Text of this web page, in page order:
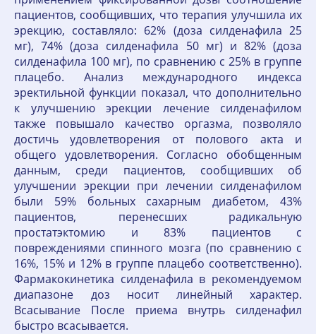
пациентов, сообщивших, что терапия улучшила их
эрекцию, составляло: 62% (доза силденафила 25
мг), 74% (доза силденафила 50 мг) и 82% (доза
силденафила 100 мг), по сравнению с 25% в группе
плацебо. Анализ международного индекса
эректильной функции показал, что дополнительно
к улучшению эрекции лечение силденафилом
также повышало качество оргазма, позволяло
достичь удовлетворения от полового акта и
общего удовлетворения. Согласно обобщенным
данным, среди пациентов, сообщивших об
улучшении эрекции при лечении силденафилом
были 59% больных сахарным диабетом, 43%
пациентов, перенесших радикальную
простатэктомию и 83% пациентов с
повреждениями спинного мозга (по сравнению с
16%, 15% и 12% в группе плацебо соответственно).
Фармакокинетика силденафила в рекомендуемом
диапазоне доз носит линейный характер.
Всасывание После приема внутрь силденафил
быстро всасывается.